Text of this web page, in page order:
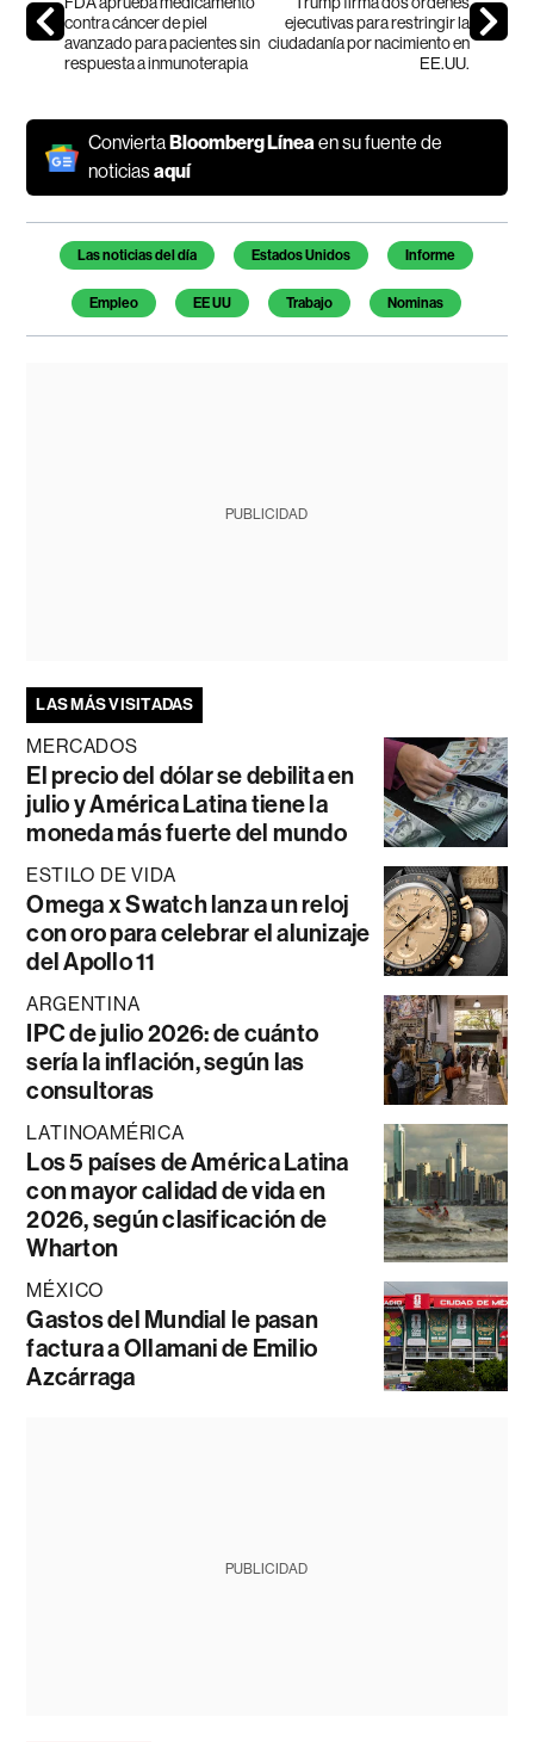
contra cáncer de piel
avanzado para pacientes sin
respuesta a inmunoterapia
ejecutivas para restringir la
ciudadanía por nacimiento en
EE.UU.
Convierta Bloomberg Líneaen su fuente de
noticiasaquí
Temas de este artículo
Las noticias del día Estados Unidos Informe
Empleo EE UU Trabajo Nominas
PUBLICIDAD
LAS MÁS VISITADAS
MERCADOS
El precio del dólar se debilita en
julio y América Latina tiene la
moneda más fuerte del mundo
ESTILO DE VIDA
Omega x Swatch lanza un reloj
con oro para celebrar el alunizaje
del Apollo 11
ARGENTINA
IPC de julio 2026: de cuánto
sería la inflación, según las
consultoras
LATINOAMÉRICA
Los 5 países de América Latina
con mayor calidad de vida en
2026, según clasificación de
Wharton
MÉXICO
Gastos del Mundial le pasan
factura a Ollamani de Emilio
Azcárraga
PUBLICIDAD